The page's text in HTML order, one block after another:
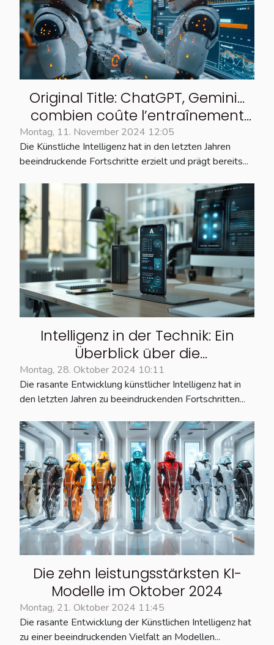
Original Title: ChatGPT, Gemini…
combien coûte l’entraînement
des modèles d’IA ? Translated
and Revised Title: Wie viel kostet
das Training von KI-Modellen?
Montag, 11. November 2024 12:05
Die Künstliche Intelligenz hat in den letzten Jahren
beeindruckende Fortschritte erzielt und prägt bereits...
Intelligenz in der Technik: Ein
Überblick über die
Einführungstermine von KI-
Funktionen im Smartphone
Montag, 28. Oktober 2024 10:11
Die rasante Entwicklung künstlicher Intelligenz hat in
den letzten Jahren zu beeindruckenden Fortschritten...
Die zehn leistungsstärksten KI-
Modelle im Oktober 2024
Montag, 21. Oktober 2024 11:45
Die rasante Entwicklung der Künstlichen Intelligenz hat
zu einer beeindruckenden Vielfalt an Modellen...